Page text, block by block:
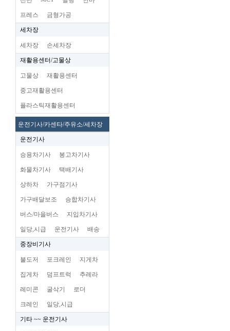
프레스 금형가공
세차장
세차장 손세차장
재활용센터/고물상
고물상 재활용센터
중고재활용센터
플라스틱재활용센터
운전기사/카센타/주유소/세차장
운전기사
승용차기사 봉고차기사
화물차기사 택배기사
상하차 가구점기사
가구배달보조 승합차기사
버스/마을버스 지입차기사
일당,시급 운전기사 배송
중장비기사
불도저 포크레인 지게차
집게차 덤프트럭 추레라
레미콘 굴삭기 로더
크레인 일당,시급
기타 ~~ 운전기사